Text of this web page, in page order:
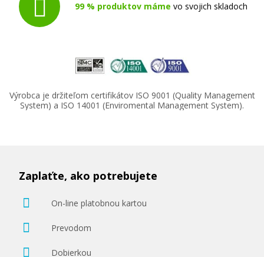
99 % produktov máme vo svojich skladoch
Výrobca je držiteľom certifikátov ISO 9001 (Quality Management
System) a ISO 14001 (Enviromental Management System).
Zaplaťte, ako potrebujete
On-line platobnou kartou
Prevodom
Dobierkou